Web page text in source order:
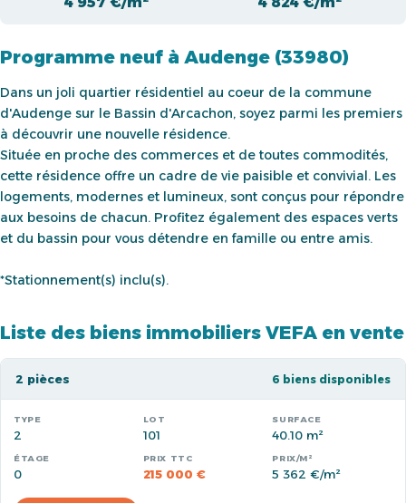
Programme neuf à Audenge (33980)
Dans un joli quartier résidentiel au coeur de la commune
d'Audenge sur le Bassin d'Arcachon, soyez parmi les premiers
à découvrir une nouvelle résidence.
Située en proche des commerces et de toutes commodités,
cette résidence offre un cadre de vie paisible et convivial. Les
logements, modernes et lumineux, sont conçus pour répondre
aux besoins de chacun. Profitez également des espaces verts
et du bassin pour vous détendre en famille ou entre amis.
*Stationnement(s) inclu(s).
Liste des biens immobiliers VEFA en vente
2 pièces 6 biens disponibles
2 101 40.10 m²
0 215 000 € 5 362 €/m²